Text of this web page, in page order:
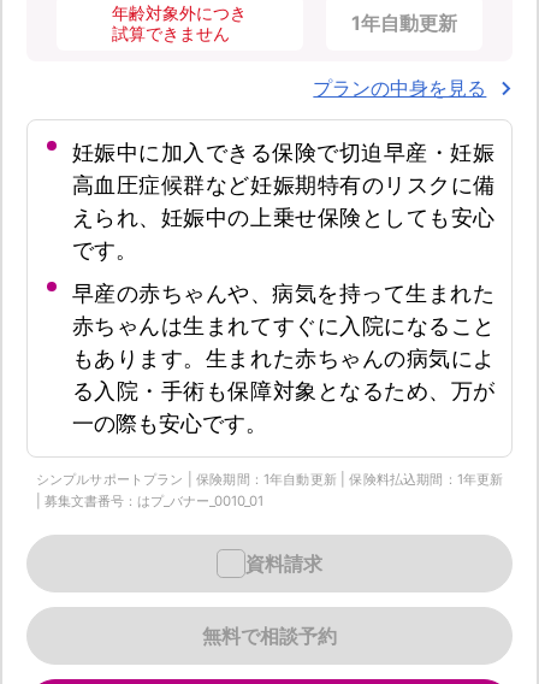
年齢対象外につき
試算できません
1年自動更新
プランの中身を見る
妊娠中に加入できる保険で切迫早産・妊娠
高血圧症候群など妊娠期特有のリスクに備
えられ、妊娠中の上乗せ保険としても安心
です。
早産の赤ちゃんや、病気を持って生まれた
赤ちゃんは生まれてすぐに入院になること
もあります。生まれた赤ちゃんの病気によ
る入院・手術も保障対象となるため、万が
一の際も安心です。
シンプルサポートプラン | 保険期間：1年自動更新 | 保険料払込期間：1年更新
| 募集文書番号：はプ_バナー_0010_01
無料で相談予約
資料請求